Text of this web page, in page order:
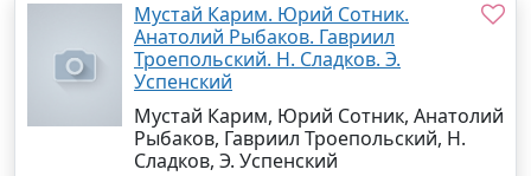
Мустай Карим. Юрий Сотник.
Анатолий Рыбаков. Гавриил
Троепольский. Н. Сладков. Э.
Успенский
Мустай Карим, Юрий Сотник, Анатолий
Рыбаков, Гавриил Троепольский, Н.
Сладков, Э. Успенский